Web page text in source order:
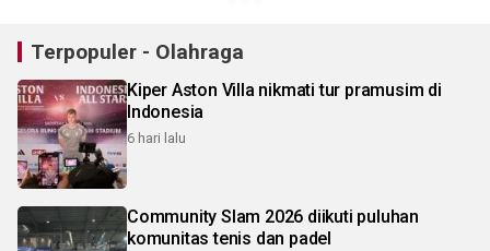
Terpopuler - Olahraga
Kiper Aston Villa nikmati tur pramusim di
Indonesia
6 hari lalu
Community Slam 2026 diikuti puluhan
komunitas tenis dan padel